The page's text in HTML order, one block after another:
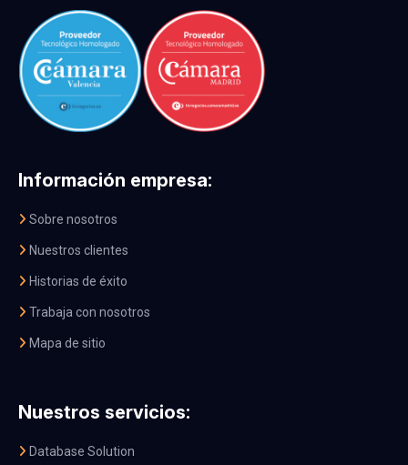
Información empresa:
Sobre nosotros
Nuestros clientes
Historias de éxito
Trabaja con nosotros
Mapa de sitio
Nuestros servicios:
Database Solution